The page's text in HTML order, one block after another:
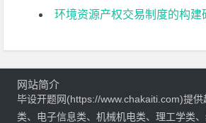
环境资源产权交易制度的构建研究——以排
网站简介
毕设开题网(https://www.chakaiti.com)提
类、电子信息类、机械机电类、理工学类